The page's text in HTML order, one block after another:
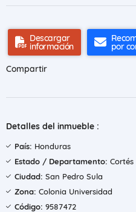
Descargar
información por
Compartir
Detalles del inmueble :
País: Honduras
Estado / Departamento: Cortés
Ciudad: San Pedro Sula
Zona: Colonia Universidad
Código: 9587472